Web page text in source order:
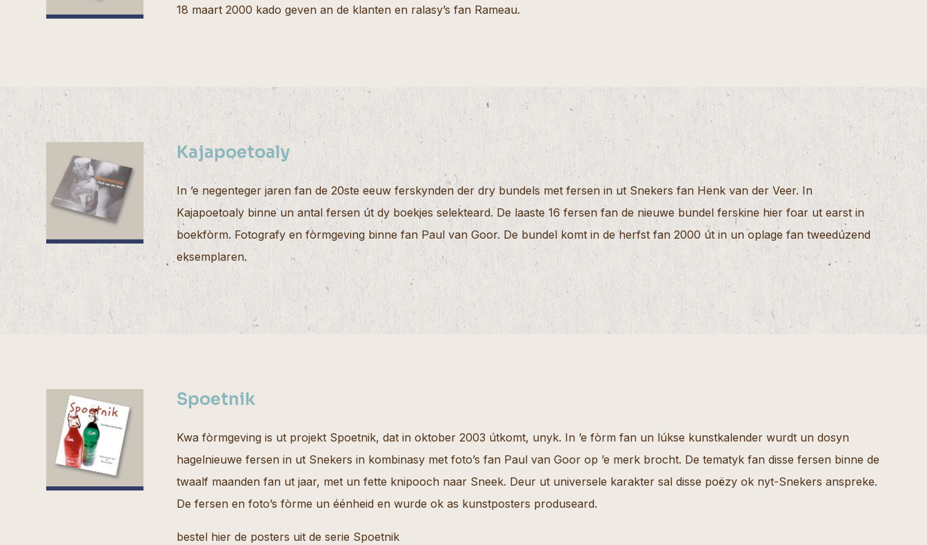
18 maart 2000 kado geven an de klanten en ralasy’s fan Rameau.
Kajapoetoaly
In ’e negenteger jaren fan de 20ste eeuw ferskynden der dry bundels met fersen in ut Snekers fan Henk van der Veer. In
Kajapoetoaly binne un antal fersen út dy boekjes selekteard. De laaste 16 fersen fan de nieuwe bundel ferskine hier foar ut earst in
boekfòrm. Fotografy en fòrmgeving binne fan Paul van Goor. De bundel komt in de herfst fan 2000 út in un oplage fan tweedúzend
eksemplaren.
Spoetnik
Kwa fòrmgeving is ut projekt Spoetnik, dat in oktober 2003 útkomt, unyk. In ’e fòrm fan un lúkse kunstkalender wurdt un dosyn
hagelnieuwe fersen in ut Snekers in kombinasy met foto’s fan Paul van Goor op ’e merk brocht. De tematyk fan disse fersen binne de
twaalf maanden fan ut jaar, met un fette knipooch naar Sneek. Deur ut universele karakter sal disse poëzy ok nyt-Snekers anspreke.
De fersen en foto’s fòrme un éénheid en wurde ok as kunstposters produseard.
bestel hier de posters uit de serie Spoetnik